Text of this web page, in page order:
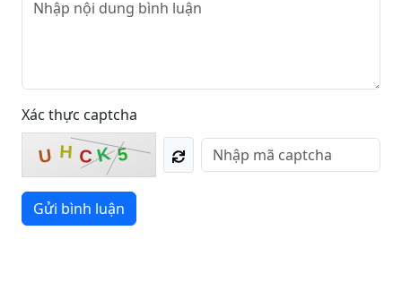
Xác thực captcha
U H CK5
Gửi bình luận